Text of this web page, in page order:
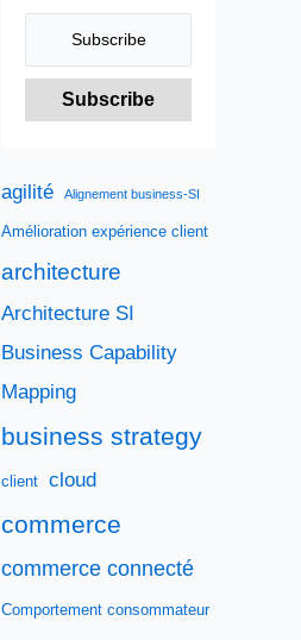
agilité Alignement business-SI
Amélioration expérience client
architecture
Architecture SI
Business Capability
Mapping
business strategy
client cloud
commerce
commerce connecté
Comportement consommateur